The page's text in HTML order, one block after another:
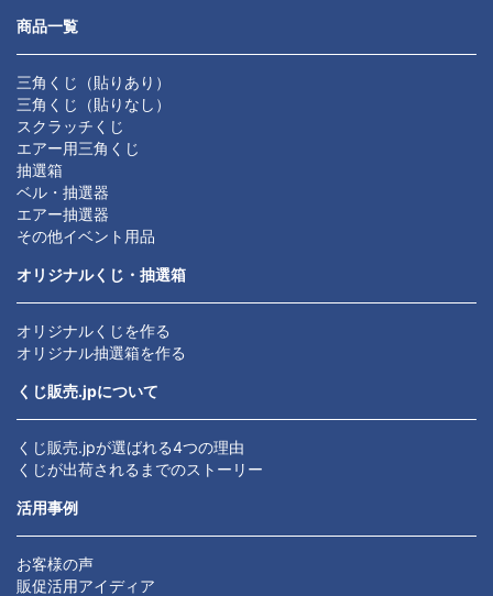
商品一覧
三角くじ（貼りあり）
三角くじ（貼りなし）
スクラッチくじ
エアー用三角くじ
抽選箱
ベル・抽選器
エアー抽選器
その他イベント用品
オリジナルくじ・抽選箱
オリジナルくじを作る
オリジナル抽選箱を作る
くじ販売.jpについて
くじ販売.jpが選ばれる4つの理由
くじが出荷されるまでのストーリー
活用事例
お客様の声
販促活用アイディア